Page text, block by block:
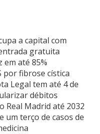
a capital com
gratuita
em até 85%
por fibrose cística
Legal tem até 4 de
débitos
Real Madrid até 2032
um terço de casos de